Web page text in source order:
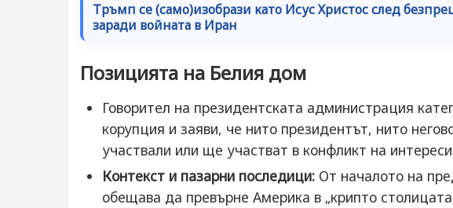
Тръмп се (само)изобрази като Исус Христос след
заради войната в Иран
Позицията на Белия дом
Говорител на президентската администрация
корупция и заяви, че нито президентът, нито
участвали или ще участват в конфликт на
Контекст и пазарни последици: От началото на
обещава да превърне Америка в „крипто